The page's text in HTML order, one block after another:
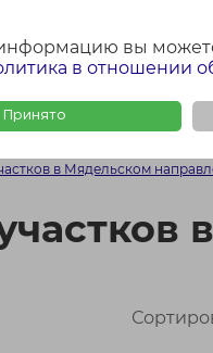
вы
в отношении
Принято
Найти
в Мядельском